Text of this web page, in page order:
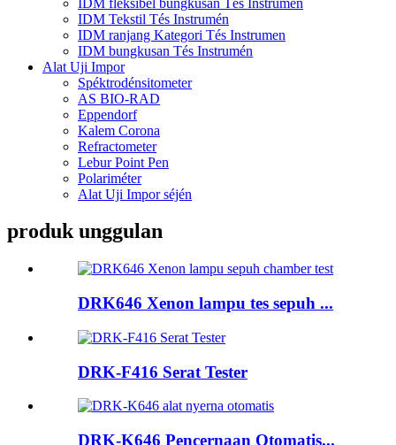
IDM Tekstil Tés Instrumén
IDM ranjang Kategori Tés Instrumen
IDM bungkusan Tés Instrumén
Alat Uji Impor
Spéktrodénsitometer
AS BIO-RAD
Eppendorf
Kalem Corona
Refractometer
Lebur Point Pen
Polariméter
Alat Uji Impor séjén
produk unggulan
DRK646 Xenon lampu tes sepuh ...
DRK-F416 Serat Tester
DRK-K646 Pencernaan Otomatis...